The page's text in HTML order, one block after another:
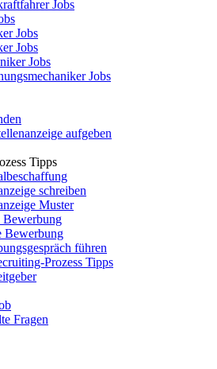
Jobs
Jobs
Jobs
Jobs
Jobs
aufgeben
Tipps
schreiben
Muster
Bewerbung
Bewerbung
führen
Prozess Tipps
Fragen